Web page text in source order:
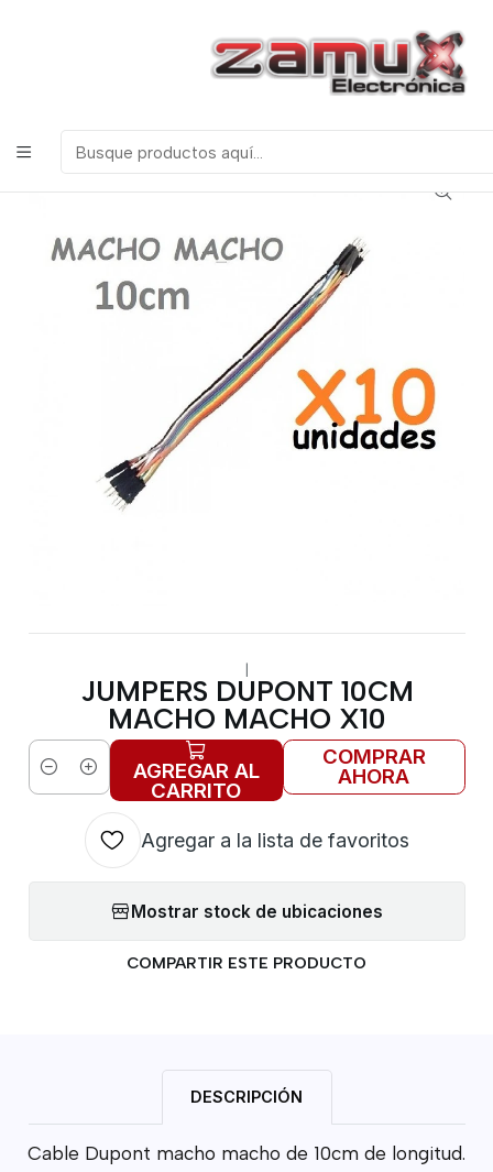
ELECTRONICOS, ROBOTICA & TECNOLOGIA
Productos
Discretos
JUMPERS DUPONT 10CM MACHO MACHO X10
|
JUMPERS DUPONT 10CM
MACHO MACHO X10
Cantidad AGREGAR AL
CARRITO
COMPRAR
AHORA
Agregar a la lista de favoritos
Mostrar stock de ubicaciones
COMPARTIR ESTE PRODUCTO
DESCRIPCIÓN
Cable Dupont macho macho de 10cm de longitud.